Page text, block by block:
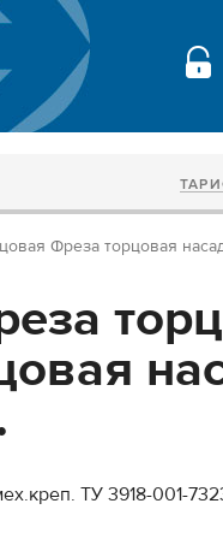
Фреза торцовая
ТУ 3918-001-